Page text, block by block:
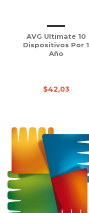
AVG Ultimate 10
Dispositivos Por 1
Año
$42,03